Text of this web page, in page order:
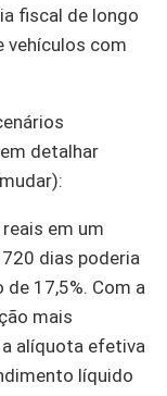
fiscal de longo
vehículos com
detalhar
em um
dias poderia
17,5%. Com a
mais
alíquota efetiva
líquido